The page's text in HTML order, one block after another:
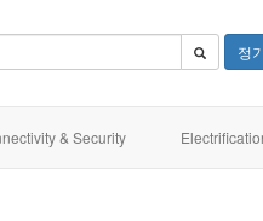
정
& Security